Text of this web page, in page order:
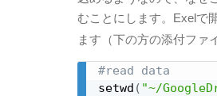
むことにします。Exelで
ます（下の方の添付ファ
#read data
setwd ( "~/